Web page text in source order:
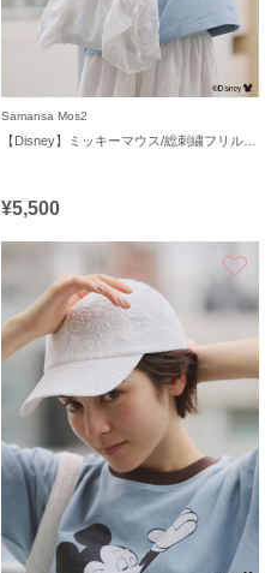
Samansa Mos2
¥5,500